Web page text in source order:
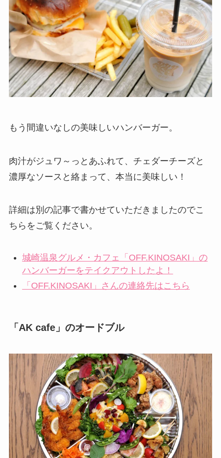
もう間違いなしの美味しいハンバーガー。
肉汁がジュワ～っとあふれて、チェダーチーズと
濃厚なソースと絡まって、本当に美味しい！
詳細は別の記事で書かせていただきましたのでこ
ちらをご覧ください。
城崎温泉グルメ・カフェ「OFF.KINOSAKI」の
ハンバーガーをテイクアウトしたよ！
「OFF.KINOSAKI」さんの連絡先はこちら
「AK cafe」のオードブル